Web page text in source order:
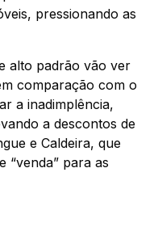
pressionando as
alto padrão vão ver
comparação com o
a inadimplência,
a descontos de
e Caldeira, que
“venda” para as